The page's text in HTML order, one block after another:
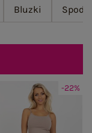
Bluzki
-22%